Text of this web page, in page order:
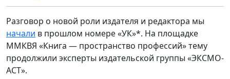
Разговор о новой роли издателя и редактора мы
начали в прошлом номере «УК»*. На площадке
ММКВЯ «Книга — пространство профессий» тему
продолжили эксперты издательской группы «ЭКСМО-
АСТ».